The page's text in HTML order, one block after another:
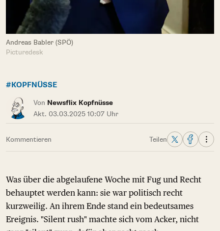
Andreas Babler (SPÖ)
Picturedesk
#KOPFNÜSSE
Von Newsflix Kopfnüsse
Akt. 03.03.2025 10:07 Uhr
Kommentieren Teilen
Was über die abgelaufene Woche mit Fug und Recht
behauptet werden kann: sie war politisch recht
kurzweilig. An ihrem Ende stand ein bedeutsames
Ereignis. "Silent rush" machte sich vom Acker, nicht